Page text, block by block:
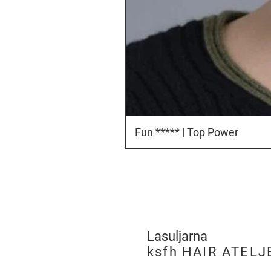
Fun ***** | Top Power
Lasuljarna
ksfh HAIR